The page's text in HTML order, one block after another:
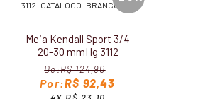
MAIOR PREÇO
Meia Kendall Sport 3/4
20-30 mmHg 3112
R$ 124,90
R$ 92,43